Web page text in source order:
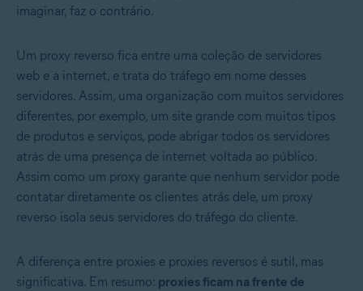
imaginar, faz o contrário.
Um proxy reverso fica entre uma coleção de servidores
web e a internet, e trata do tráfego em nome desses
servidores. Assim, uma organização com muitos servidores
diferentes, por exemplo, um site grande com muitos tipos
de produtos e serviços, pode abrigar todos os servidores
atrás de uma presença de internet voltada ao público.
Assim como um proxy garante que nenhum servidor pode
contatar diretamente os clientes atrás dele, um proxy
reverso isola seus servidores do tráfego do cliente.
A diferença entre proxies e proxies reversos é sutil, mas
significativa. Em resumo: proxies ficam na frente de